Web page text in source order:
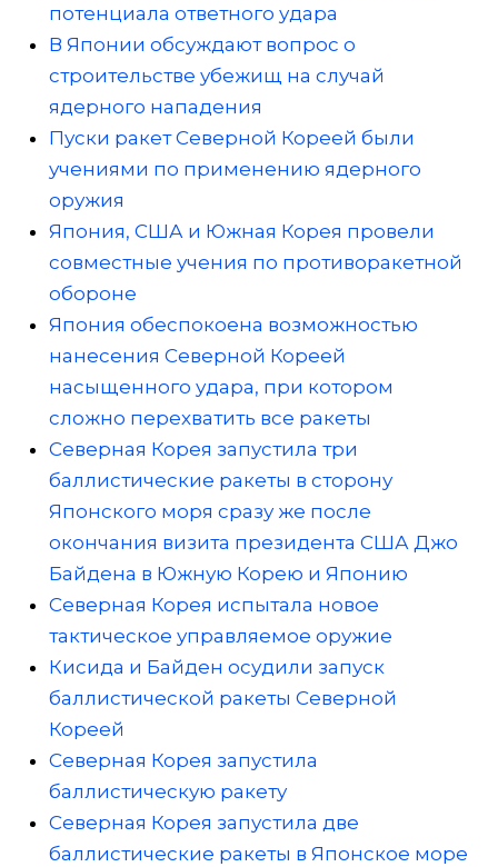
потенциала ответного удара
В Японии обсуждают вопрос о
строительстве убежищ на случай
ядерного нападения
Пуски ракет Северной Кореей были
учениями по применению ядерного
оружия
Япония, США и Южная Корея провели
совместные учения по противоракетной
обороне
Япония обеспокоена возможностью
нанесения Северной Кореей
насыщенного удара, при котором
сложно перехватить все ракеты
Северная Корея запустила три
баллистические ракеты в сторону
Японского моря сразу же после
окончания визита президента США Джо
Байдена в Южную Корею и Японию
Северная Корея испытала новое
тактическое управляемое оружие
Кисида и Байден осудили запуск
баллистической ракеты Северной
Кореей
Северная Корея запустила
баллистическую ракету
Северная Корея запустила две
баллистические ракеты в Японское море